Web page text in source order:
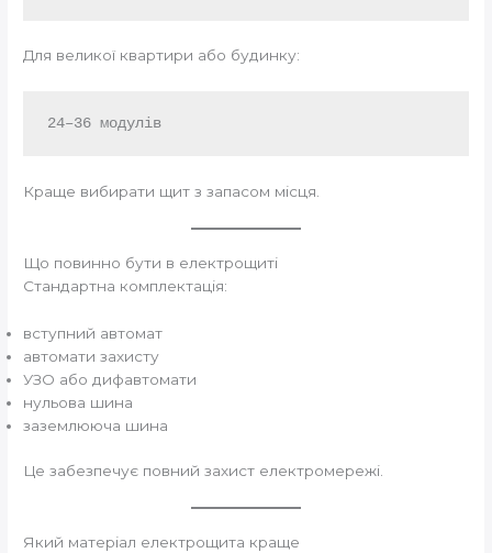
Для великої квартири або будинку:
24–36 модулів
Краще вибирати щит з запасом місця.
Що повинно бути в електрощиті
Стандартна комплектація:
вступний автомат
автомати захисту
УЗО або дифавтомати
нульова шина
заземлююча шина
Це забезпечує повний захист електромережі.
Який матеріал електрощита краще